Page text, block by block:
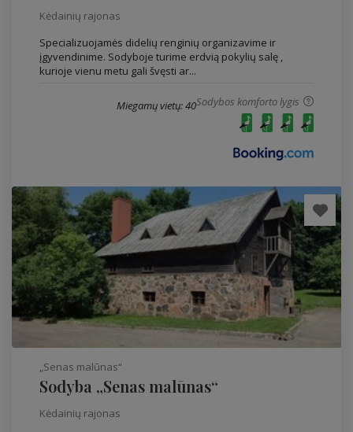
Kėdainių rajonas
Specializuojamės didelių renginių organizavime ir
įgyvendinime. Sodyboje turime erdvią pokylių salę ,
kurioje vienu metu gali švęsti ar...
Sodybos komforto lygis
Miegamų vietų: 40
„Senas malūnas“
Sodyba „Senas malūnas“
Kėdainių rajonas